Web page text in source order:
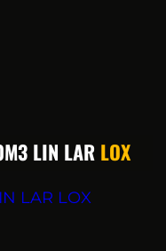
LIN LAR LOX